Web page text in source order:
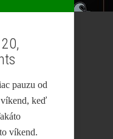
pauzu od
keď
víkend.